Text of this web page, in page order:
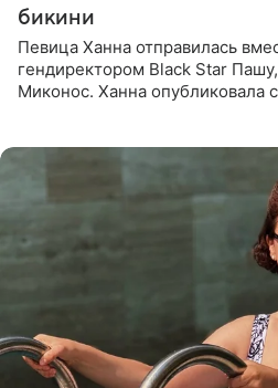
бикини
Певица Ханна отправилась
гендиректором Black Star
Миконос. Ханна опубликовала